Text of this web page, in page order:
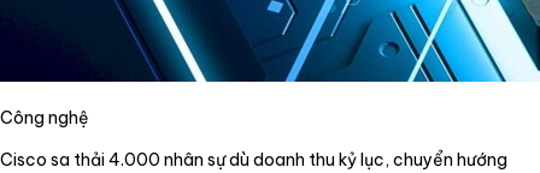
Công nghệ
Cisco sa thải 4.000 nhân sự dù doanh thu kỷ lục, chuyển hướng